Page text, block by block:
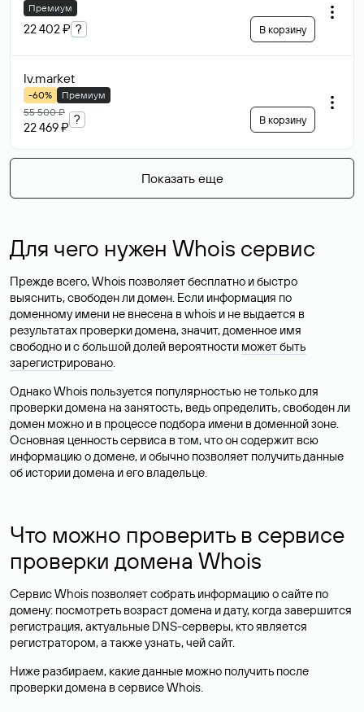
Премиум
22 402 ₽ ? В корзину
lv.market
-60%
Премиум
55 500 ₽
22 469 ₽
? В корзину
Показать еще
Для чего нужен Whois сервис
Прежде всего, Whois позволяет бесплатно и быстро
выяснить, свободен ли домен. Если информация по
доменному имени не внесена в whois и не выдается в
результатах проверки домена, значит, доменное имя
свободно и с большой долей вероятности может быть
зарегистрировано.
Однако Whois пользуется популярностью не только для
проверки домена на занятость, ведь определить, свободен ли
домен можно и в процессе подбора имени в доменной зоне.
Основная ценность сервиса в том, что он содержит всю
информацию о домене, и обычно позволяет получить данные
об истории домена и его владельце.
Что можно проверить в сервисе
проверки домена Whois
Сервис Whois позволяет собрать информацию о сайте по
домену: посмотреть возраст домена и дату, когда завершится
регистрация, актуальные DNS-серверы, кто является
регистратором, а также узнать, чей сайт.
Ниже разбираем, какие данные можно получить после
проверки домена в сервисе Whois.